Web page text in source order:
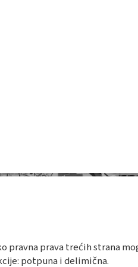
pravna prava trećih strana
potpuna i delimična.